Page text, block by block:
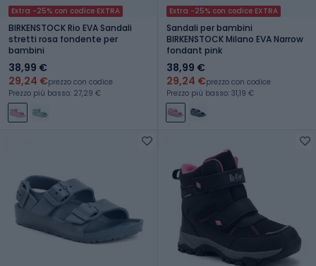
Extra -25% con codice EXTRA
BIRKENSTOCK Rio EVA Sandali
stretti rosa fondente per
bambini
38,99 €
29,24 €prezzo con codice
Prezzo più basso: 27,29 €
Extra -25% con codice EXTRA
Sandali per bambini
BIRKENSTOCK Milano EVA Narrow
fondant pink
38,99 €
29,24 €prezzo con codice
Prezzo più basso: 31,19 €